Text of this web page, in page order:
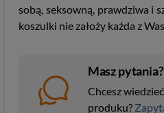
sobą, seksowną, prawdziwa i
koszulki nie założy każda z
Masz pytania?
Chcesz
produku?